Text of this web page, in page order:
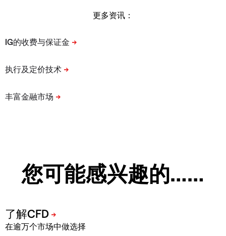
更多资讯：
您可能感兴趣的……
在逾万个市场中做选择